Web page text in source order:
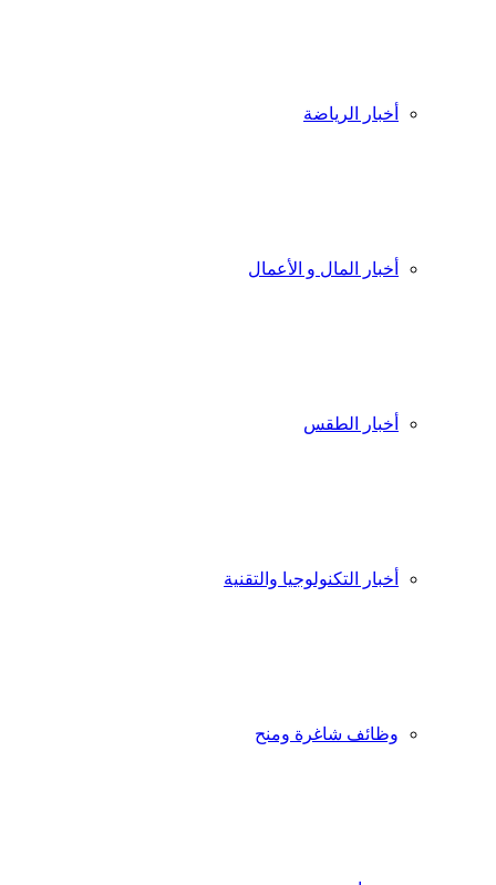
أخبار الرياضة
أخبار المال و الأعمال
أخبار الطقس
أخبار التكنولوجيا والتقنية
وظائف شاغرة ومنح